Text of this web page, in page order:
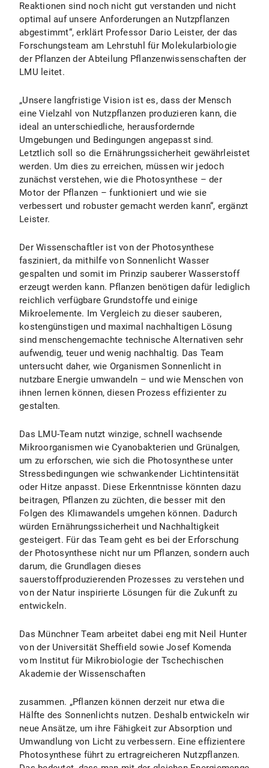
Reaktionen sind noch nicht gut verstanden und nicht
optimal auf unsere Anforderungen an Nutzpflanzen
abgestimmt“, erklärt Professor Dario Leister, der das
Forschungsteam am Lehrstuhl für Molekularbiologie
der Pflanzen der Abteilung Pflanzenwissenschaften der
LMU leitet.
„Unsere langfristige Vision ist es, dass der Mensch
eine Vielzahl von Nutzpflanzen produzieren kann, die
ideal an unterschiedliche, herausfordernde
Umgebungen und Bedingungen angepasst sind.
Letztlich soll so die Ernährungssicherheit gewährleistet
werden. Um dies zu erreichen, müssen wir jedoch
zunächst verstehen, wie die Photosynthese – der
Motor der Pflanzen – funktioniert und wie sie
verbessert und robuster gemacht werden kann“, ergänzt
Leister.
Der Wissenschaftler ist von der Photosynthese
fasziniert, da mithilfe von Sonnenlicht Wasser
gespalten und somit im Prinzip sauberer Wasserstoff
erzeugt werden kann. Pflanzen benötigen dafür lediglich
reichlich verfügbare Grundstoffe und einige
Mikroelemente. Im Vergleich zu dieser sauberen,
kostengünstigen und maximal nachhaltigen Lösung
sind menschengemachte technische Alternativen sehr
aufwendig, teuer und wenig nachhaltig. Das Team
untersucht daher, wie Organismen Sonnenlicht in
nutzbare Energie umwandeln – und wie Menschen von
ihnen lernen können, diesen Prozess effizienter zu
gestalten.
Das LMU-Team nutzt winzige, schnell wachsende
Mikroorganismen wie Cyanobakterien und Grünalgen,
um zu erforschen, wie sich die Photosynthese unter
Stressbedingungen wie schwankender Lichtintensität
oder Hitze anpasst. Diese Erkenntnisse könnten dazu
beitragen, Pflanzen zu züchten, die besser mit den
Folgen des Klimawandels umgehen können. Dadurch
würden Ernährungssicherheit und Nachhaltigkeit
gesteigert. Für das Team geht es bei der Erforschung
der Photosynthese nicht nur um Pflanzen, sondern auch
darum, die Grundlagen dieses
sauerstoffproduzierenden Prozesses zu verstehen und
von der Natur inspirierte Lösungen für die Zukunft zu
entwickeln.
Das Münchner Team arbeitet dabei eng mit Neil Hunter
von der Universität Sheffield sowie Josef Komenda
vom Institut für Mikrobiologie der Tschechischen
Akademie der Wissenschaften
zusammen. „Pflanzen können derzeit nur etwa die
Hälfte des Sonnenlichts nutzen. Deshalb entwickeln wir
neue Ansätze, um ihre Fähigkeit zur Absorption und
Umwandlung von Licht zu verbessern. Eine effizientere
Photosynthese führt zu ertragreicheren Nutzpflanzen.